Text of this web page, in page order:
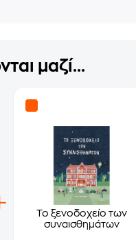
μαζί...
Το ξενοδοχείο των
συναισθημάτων